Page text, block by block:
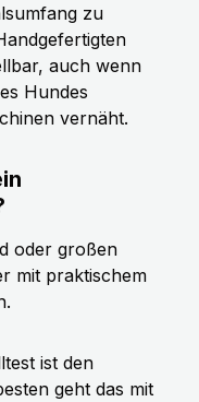
zu
auch wenn
Hundes
vernäht.
oder großen
mit praktischem
ist den
geht das mit